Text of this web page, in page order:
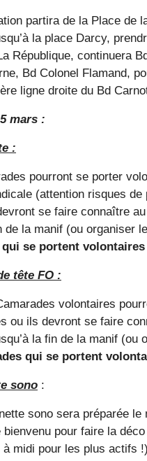
partira de la Place de
la place Darcy,
République, continuera
Bd Colonel Flamand,
ligne droite du Bd
mars :
:
pourront se porter
(attention risques de
se faire connaître
de la manif (ou organiser
qui se portent volontaires
tête FO :
volontaires
ou ils devront se faire
la fin de la manif (ou
qui se portent
sono :
sono sera préparée
bienvenu pour faire la
midi pour les plus actifs !)